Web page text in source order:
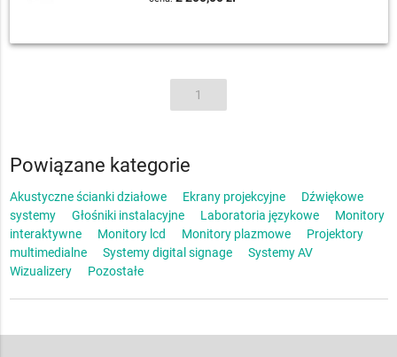
1
Powiązane kategorie
Akustyczne ścianki działowe Ekrany projekcyjne
Dźwiękowe
systemy
Głośniki instalacyjne Laboratoria językowe
Monitory
interaktywne
Monitory lcd Monitory plazmowe
Projektory
multimedialne
Systemy digital signage
Systemy AV
Wizualizery
Pozostałe